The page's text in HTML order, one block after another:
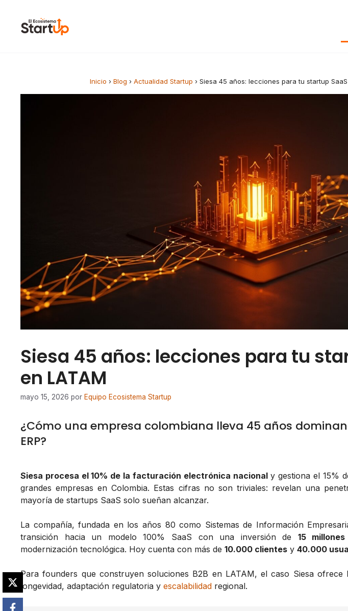
Inicio › Blog › Actualidad Startup › Siesa 45 años: lecciones para tu startup SaaS
Siesa 45 años: lecciones para tu
en LATAM
mayo 15, 2026 por Equipo Ecosistema Startup
¿Cómo una empresa colombiana lleva 45 años
ERP?
Siesa procesa el 10% de la facturación electrónica nacionaly gestiona el 15%
grandes empresas en Colombia. Estas cifras no son triviales: revelan una
mayoría de startups SaaS solo sueñan alcanzar.
La compañía, fundada en los años 80 como Sistemas de Información
transición hacia un modelo 100% SaaS con una inversión de 15
modernización tecnológica. Hoy cuenta con más de 10.000 clientes y 40.000
Para founders que construyen soluciones B2B en LATAM, el caso Siesa ofrece
longevidad, adaptación regulatoria y escalabilidad regional.